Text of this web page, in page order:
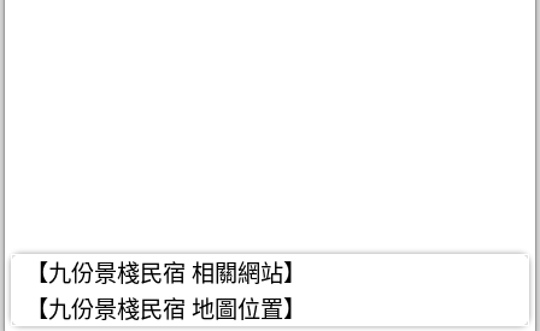
【九份景棧民宿 相關網站】
【九份景棧民宿 地圖位置】